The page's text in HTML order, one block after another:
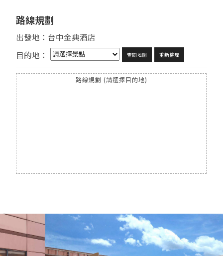
路線規劃
出發地：台中金典酒店
目的地：
查閱地圖 重新整理
路線規劃 (請選擇目的地)